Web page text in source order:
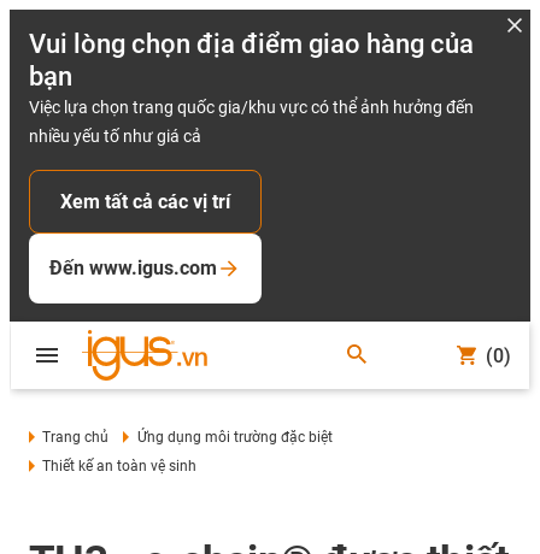
Vui lòng chọn địa điểm giao hàng của
bạn
Việc lựa chọn trang quốc gia/khu vực có thể ảnh hưởng đến
nhiều yếu tố như giá cả
Xem tất cả các vị trí
Đến www.igus.com
(0)
Trang chủ
Ứng dụng môi trường đặc biệt
Thiết kế an toàn vệ sinh